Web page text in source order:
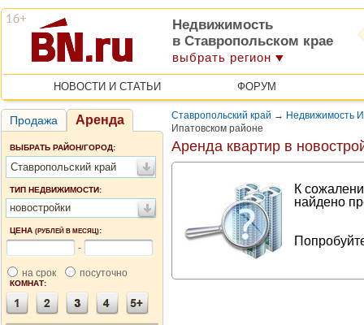
Недвижимость
в Ставропольском крае
выбрать регион
НОВОСТИ И СТАТЬИ ФОРУМ
Продажа Аренда
ВЫБРАТЬ РАЙОН/ГОРОД:
Ставропольский край
ТИП НЕДВИЖИМОСТИ:
новостройки
ЦЕНА (РУБЛЕЙ В МЕСЯЦ):
-
на срок посуточно
КОМНАТ:
Ставропольский край → Недвижимость
Ипатовском районе
Аренда квартир в
К
найдено